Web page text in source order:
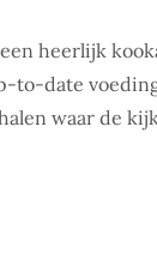
een heerlijk
to-date
waar de